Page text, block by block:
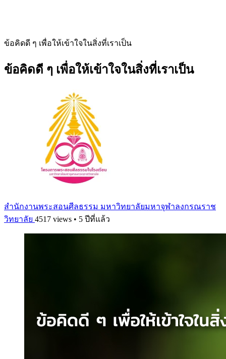
ข้อคิดดี ๆ เพื่อให้เข้าใจในสิ่งที่เราเป็น
ข้อคิดดี ๆ เพื่อให้เข้าใจในสิ่งที่เราเป็น
สํานักงานพระสอนศีลธรรม มหาวิทยาลัยมหาจุฬาลงกรณราช
วิทยาลัย 4517 views • 5 ปีที่แล้ว